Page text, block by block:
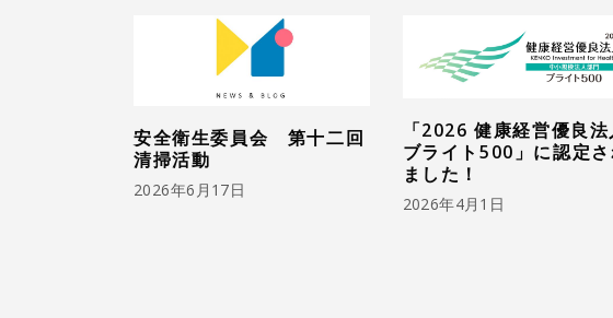
安全衛生委員会 第十二回
清掃活動
2026年6月17日
「2026 健康経営優良法
ブライト500」に認定
ました！
2026年4月1日